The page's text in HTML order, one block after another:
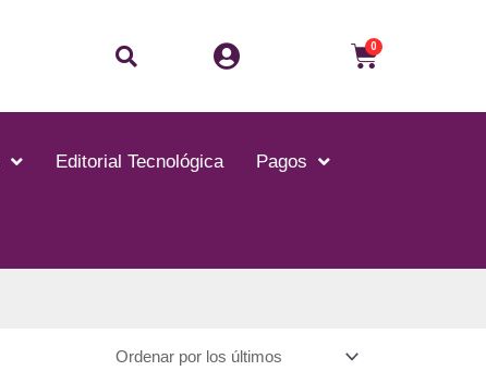
Buscar 0Carrito
Editorial Tecnológica Pagos